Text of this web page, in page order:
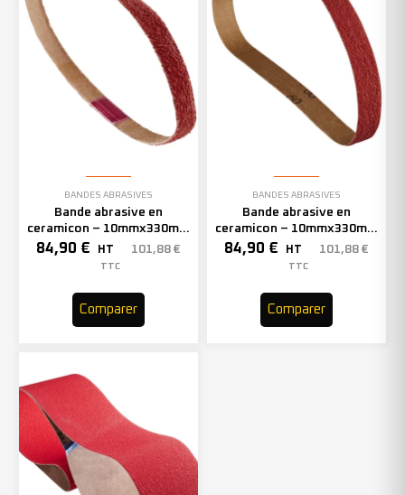
BANDES ABRASIVES
Bande abrasive en
ceramicon – 10mmx330mm
– Grain 60 – 333002 (x50)
84,90 € HT 101,88 €
TTC
Comparer
BANDES ABRASIVES
Bande abrasive en
ceramicon – 10mmx330mm
– Grain 80 – 333003 (x50)
84,90 € HT 101,88 €
TTC
Comparer